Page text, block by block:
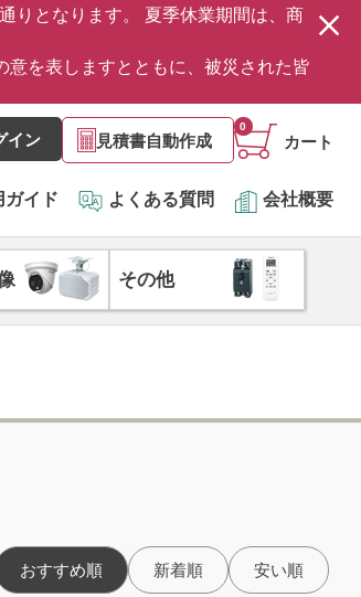
りとなります。 夏季休業期間は、商
を表しますとともに、被災された皆
イン 見積書自動作成 カート
0
ガイド よくある質問 会社概要
その他
おすすめ順 新着順 安い順